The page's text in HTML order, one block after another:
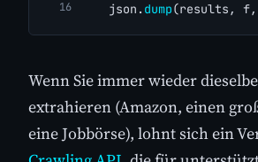
    json.
dump(results, f,
Wenn Sie immer wieder
extrahieren (Amazon, einen
eine Jobbörse), lohnt sich ein